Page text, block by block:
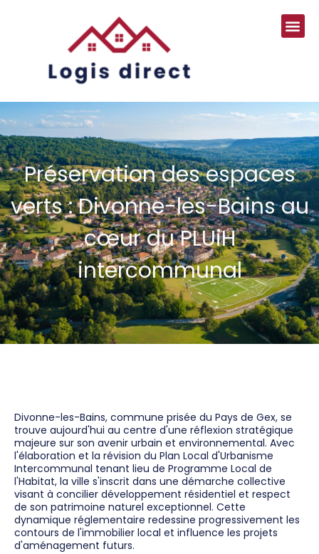
Préservation des espaces
verts : Divonne-les-Bains au
cœur du PLUiH
intercommunal
Divonne-les-Bains, commune prisée du Pays de Gex, se
trouve aujourd'hui au centre d'une réflexion stratégique
majeure sur son avenir urbain et environnemental. Avec
l'élaboration et la révision du Plan Local d'Urbanisme
Intercommunal tenant lieu de Programme Local de
l'Habitat, la ville s'inscrit dans une démarche collective
visant à concilier développement résidentiel et respect
de son patrimoine naturel exceptionnel. Cette
dynamique réglementaire redessine progressivement les
contours de l'immobilier local et influence les projets
d'aménagement futurs.